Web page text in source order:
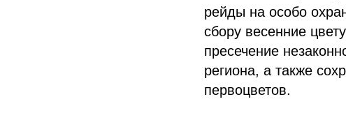
рейды на особо
сбору весенние
пресечение
региона, а также
первоцветов.